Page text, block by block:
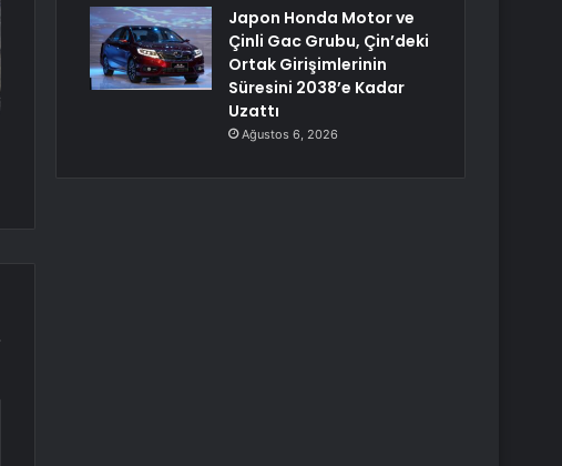
Japon Honda Motor ve
Çinli Gac Grubu, Çin’deki
Ortak Girişimlerinin
Süresini 2038’e Kadar
Uzattı
Ağustos 6, 2026